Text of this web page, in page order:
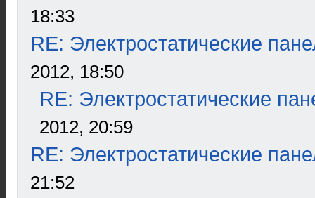
18:33
RE: Электростатические
2012, 18:50
RE: Электростатические
2012, 20:59
RE: Электростатические
21:52